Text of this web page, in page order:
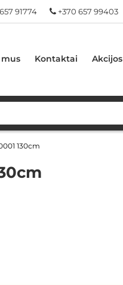
91774 +370 657 99403
Kontaktai Akcijos
130cm